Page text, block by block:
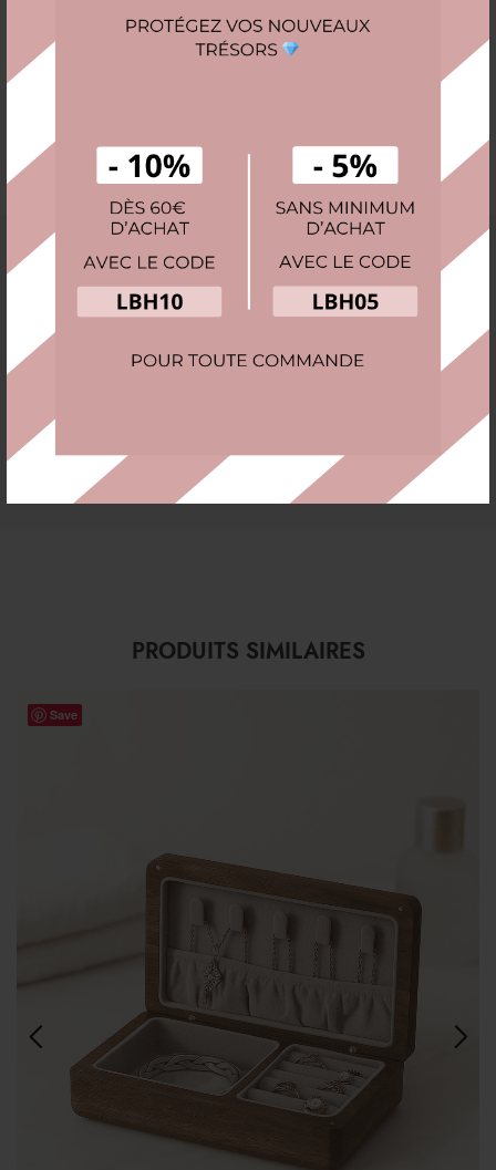
Boîte à montre 1 emplacement
5 raisons de s'offrir une boîte à bijoux:
• Gardez vos bijoux parfaitement rangés
• Protégez vos trésors de la poussière
• Gagnez du temps au quotidien
PRODUITS SIMILAIRES
Save